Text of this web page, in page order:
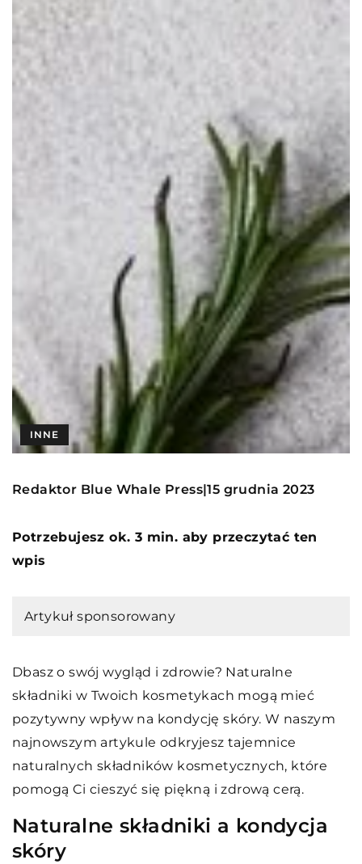
INNE
Redaktor Blue Whale Press|15 grudnia 2023
Potrzebujesz ok. 3 min. aby przeczytać ten
wpis
Artykuł sponsorowany
Dbasz o swój wygląd i zdrowie? Naturalne
składniki w Twoich kosmetykach mogą mieć
pozytywny wpływ na kondycję skóry. W naszym
najnowszym artykule odkryjesz tajemnice
naturalnych składników kosmetycznych, które
pomogą Ci cieszyć się piękną i zdrową cerą.
Naturalne składniki a kondycja
skóry